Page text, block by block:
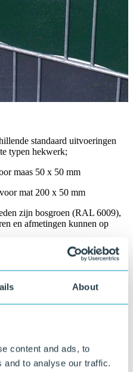
About
content and ads, to
and to analyse our traffic.
standaard uitvoeringen
typen hekwerk;
maas 50 x 50 mm
mat 200 x 50 mm
zijn bosgroen (RAL 6009),
en afmetingen kunnen op
langdurige blootstelling aan